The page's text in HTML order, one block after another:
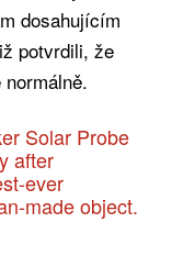
dosahujícím
potvrdili, že
Solar Probe
after
ever
made object.